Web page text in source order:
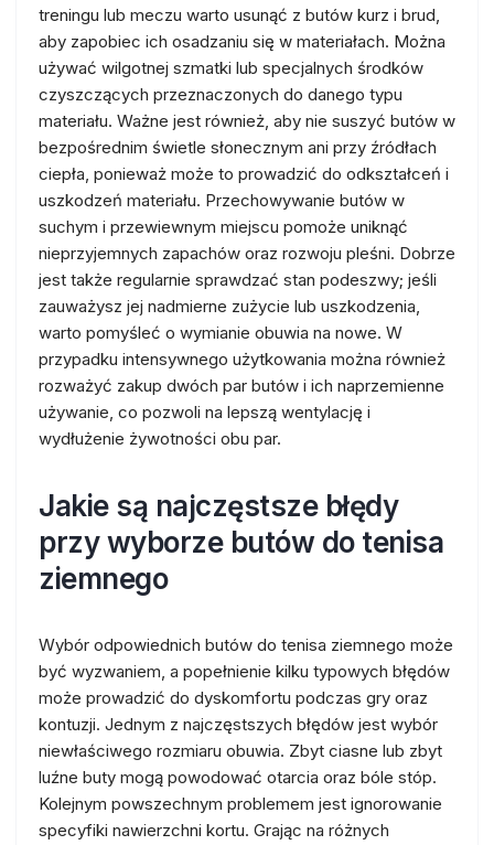
treningu lub meczu warto usunąć z butów kurz i brud,
aby zapobiec ich osadzaniu się w materiałach. Można
używać wilgotnej szmatki lub specjalnych środków
czyszczących przeznaczonych do danego typu
materiału. Ważne jest również, aby nie suszyć butów w
bezpośrednim świetle słonecznym ani przy źródłach
ciepła, ponieważ może to prowadzić do odkształceń i
uszkodzeń materiału. Przechowywanie butów w
suchym i przewiewnym miejscu pomoże uniknąć
nieprzyjemnych zapachów oraz rozwoju pleśni. Dobrze
jest także regularnie sprawdzać stan podeszwy; jeśli
zauważysz jej nadmierne zużycie lub uszkodzenia,
warto pomyśleć o wymianie obuwia na nowe. W
przypadku intensywnego użytkowania można również
rozważyć zakup dwóch par butów i ich naprzemienne
używanie, co pozwoli na lepszą wentylację i
wydłużenie żywotności obu par.
Jakie są najczęstsze błędy
przy wyborze butów do tenisa
ziemnego
Wybór odpowiednich butów do tenisa ziemnego może
być wyzwaniem, a popełnienie kilku typowych błędów
może prowadzić do dyskomfortu podczas gry oraz
kontuzji. Jednym z najczęstszych błędów jest wybór
niewłaściwego rozmiaru obuwia. Zbyt ciasne lub zbyt
luźne buty mogą powodować otarcia oraz bóle stóp.
Kolejnym powszechnym problemem jest ignorowanie
specyfiki nawierzchni kortu. Grając na różnych